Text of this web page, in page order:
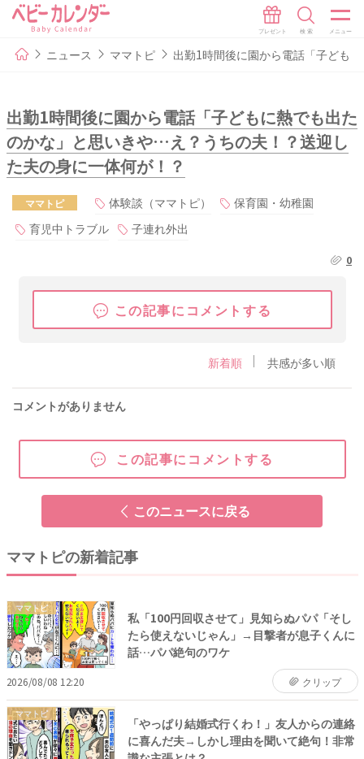
ニュース ママトピ 出勤1時間後に園から電話「子ども
出勤1時間後に園から電話「子どもに熱でも出た
のかな」と思いきや…え？うちの夫！？送迎し
た夫の身に一体何が！？
ママトピ 体験談（ママトピ）
保育園・幼稚園
育児中トラブル
子連れ外出
0
この記事にコメントする
新着順 共感が多い順
コメントがありません
この記事にコメントする
このニュースに戻る
ママトピの新着記事
ママトピ
私「100円回収させて」見知らぬパパ「そし
たら使えないじゃん」→目撃者が息子くんに
話…パパ絶句のワケ
2026/08/08 12:20 クリップ
ママトピ
「やっぱり結婚式行くわ！」友人からの連絡
に喜んだ夫→しかし理由を聞いて絶句！非常